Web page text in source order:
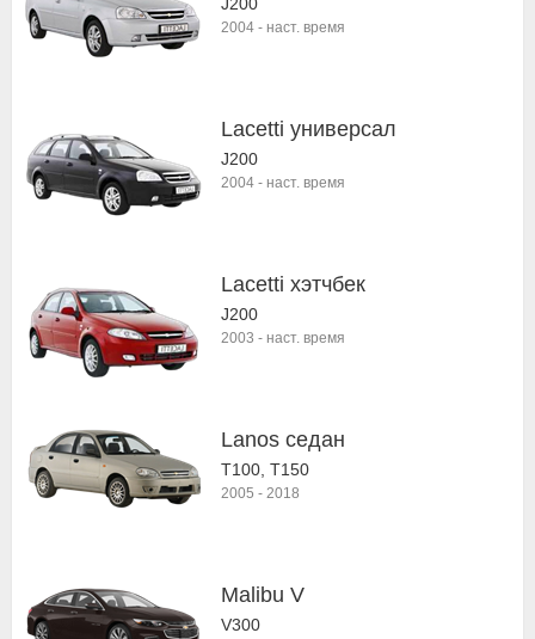
2004 - наст. время
Lacetti универсал
J200
2004 - наст. время
Lacetti хэтчбек
J200
2003 - наст. время
Lanos седан
T100, T150
2005 - 2018
Malibu V
V300